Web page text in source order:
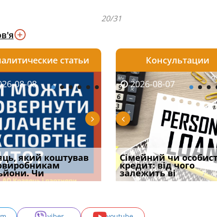
20/31
06
встановив для
шкоди
2026-08-06
Документи, на яких не
проставляється
апостиль: пер
статьи
08-08
який коштував
Чи
2026-08-07
Огляд практики ВС від
Ростислава Кравця, що
опублі
Консультации
2026-08-05
потрібна ФОП
у 2026 році:
засто
2026-08-07
Сімейний чи
кредит: від чого
залежить ві
2026-07-30
Восьмий ААС
підтвердив, що
може скас